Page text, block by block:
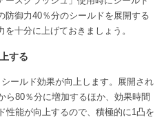
防御力40％分のシールドを展開する
十分に上げておきましょう。
する
ールド効果が向上します。展開され
ら80％分に増加するほか、効果時間
性能が向上するので、積極的に1凸を